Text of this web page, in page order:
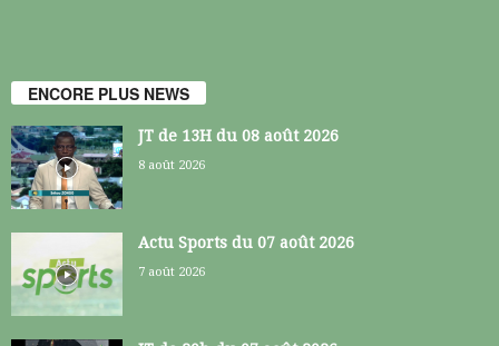
ENCORE PLUS NEWS
JT de 13H du 08 août 2026
8 août 2026
Actu Sports du 07 août 2026
7 août 2026